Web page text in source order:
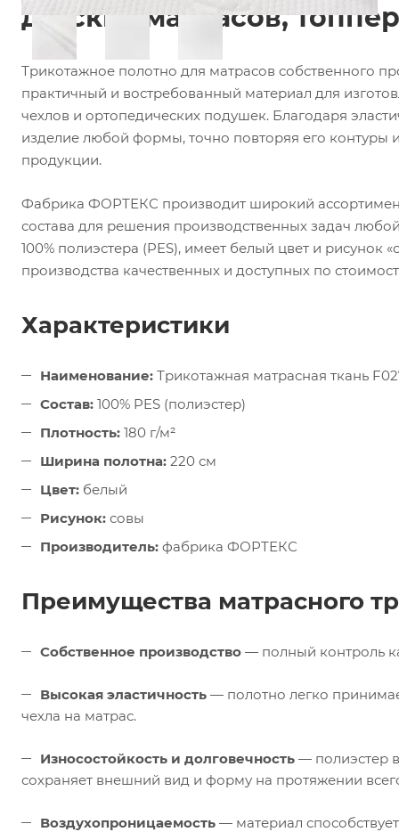
детских матрасов,
Трикотажное полотно для матрасов собственного
практичный и востребованный материал для
чехлов и ортопедических подушек. Благодаря
изделие любой формы, точно повторяя его контуры
продукции.
Фабрика ФОРТЕКС производит широкий
состава для решения производственных задач
100% полиэстера (PES), имеет белый цвет и рисунок
производства качественных и доступных по
Характеристики
Наименование: Трикотажная матрасная ткань
Состав: 100% PES (полиэстер)
Плотность: 180 г/м²
Ширина полотна: 220 см
Цвет: белый
Рисунок: совы
Производитель: фабрика ФОРТЕКС
Преимущества матрасного
Собственное производство — полный контроль
Высокая эластичность — полотно легко
чехла на матрас.
Износостойкость и долговечность — полиэстер
сохраняет внешний вид и форму на протяжении
Воздухопроницаемость — материал